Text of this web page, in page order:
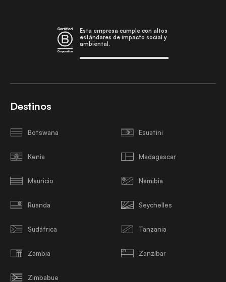
Esta empresa cumple con altos
estándares de impacto social y
ambiental.
Destinos
Botswana Esuatini
Kenia Madagascar
Mauricio Namibia
Ruanda Seychelles
Sudáfrica Tanzania
Zambia Zanzíbar
Zimbabue